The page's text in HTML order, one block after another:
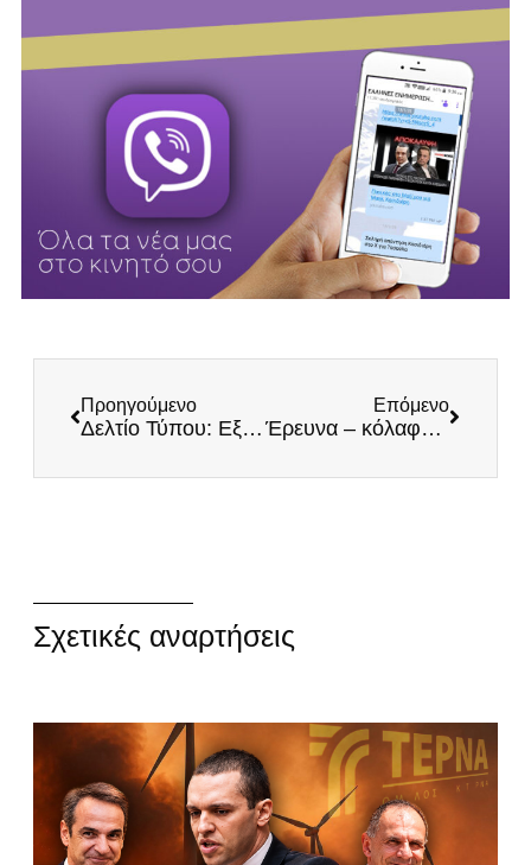
Προηγούμενο
Δελτίο Τύπου: Εξοπλίζουμε τους Ουκρανούς – Αφοπλίζουμε τους Έλληνες
Επόμενο
Έρευνα – κόλαφος: Ανασφάλεια και αναξιοπιστία κυριαρχούν στα χρόνια της ΝΔ – Δυσπιστία των πολιτών για δικαστές και πολιτικούς
Σχετικές αναρτήσεις